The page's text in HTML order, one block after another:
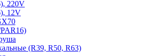
220V
12V
(R39, R50, R63)